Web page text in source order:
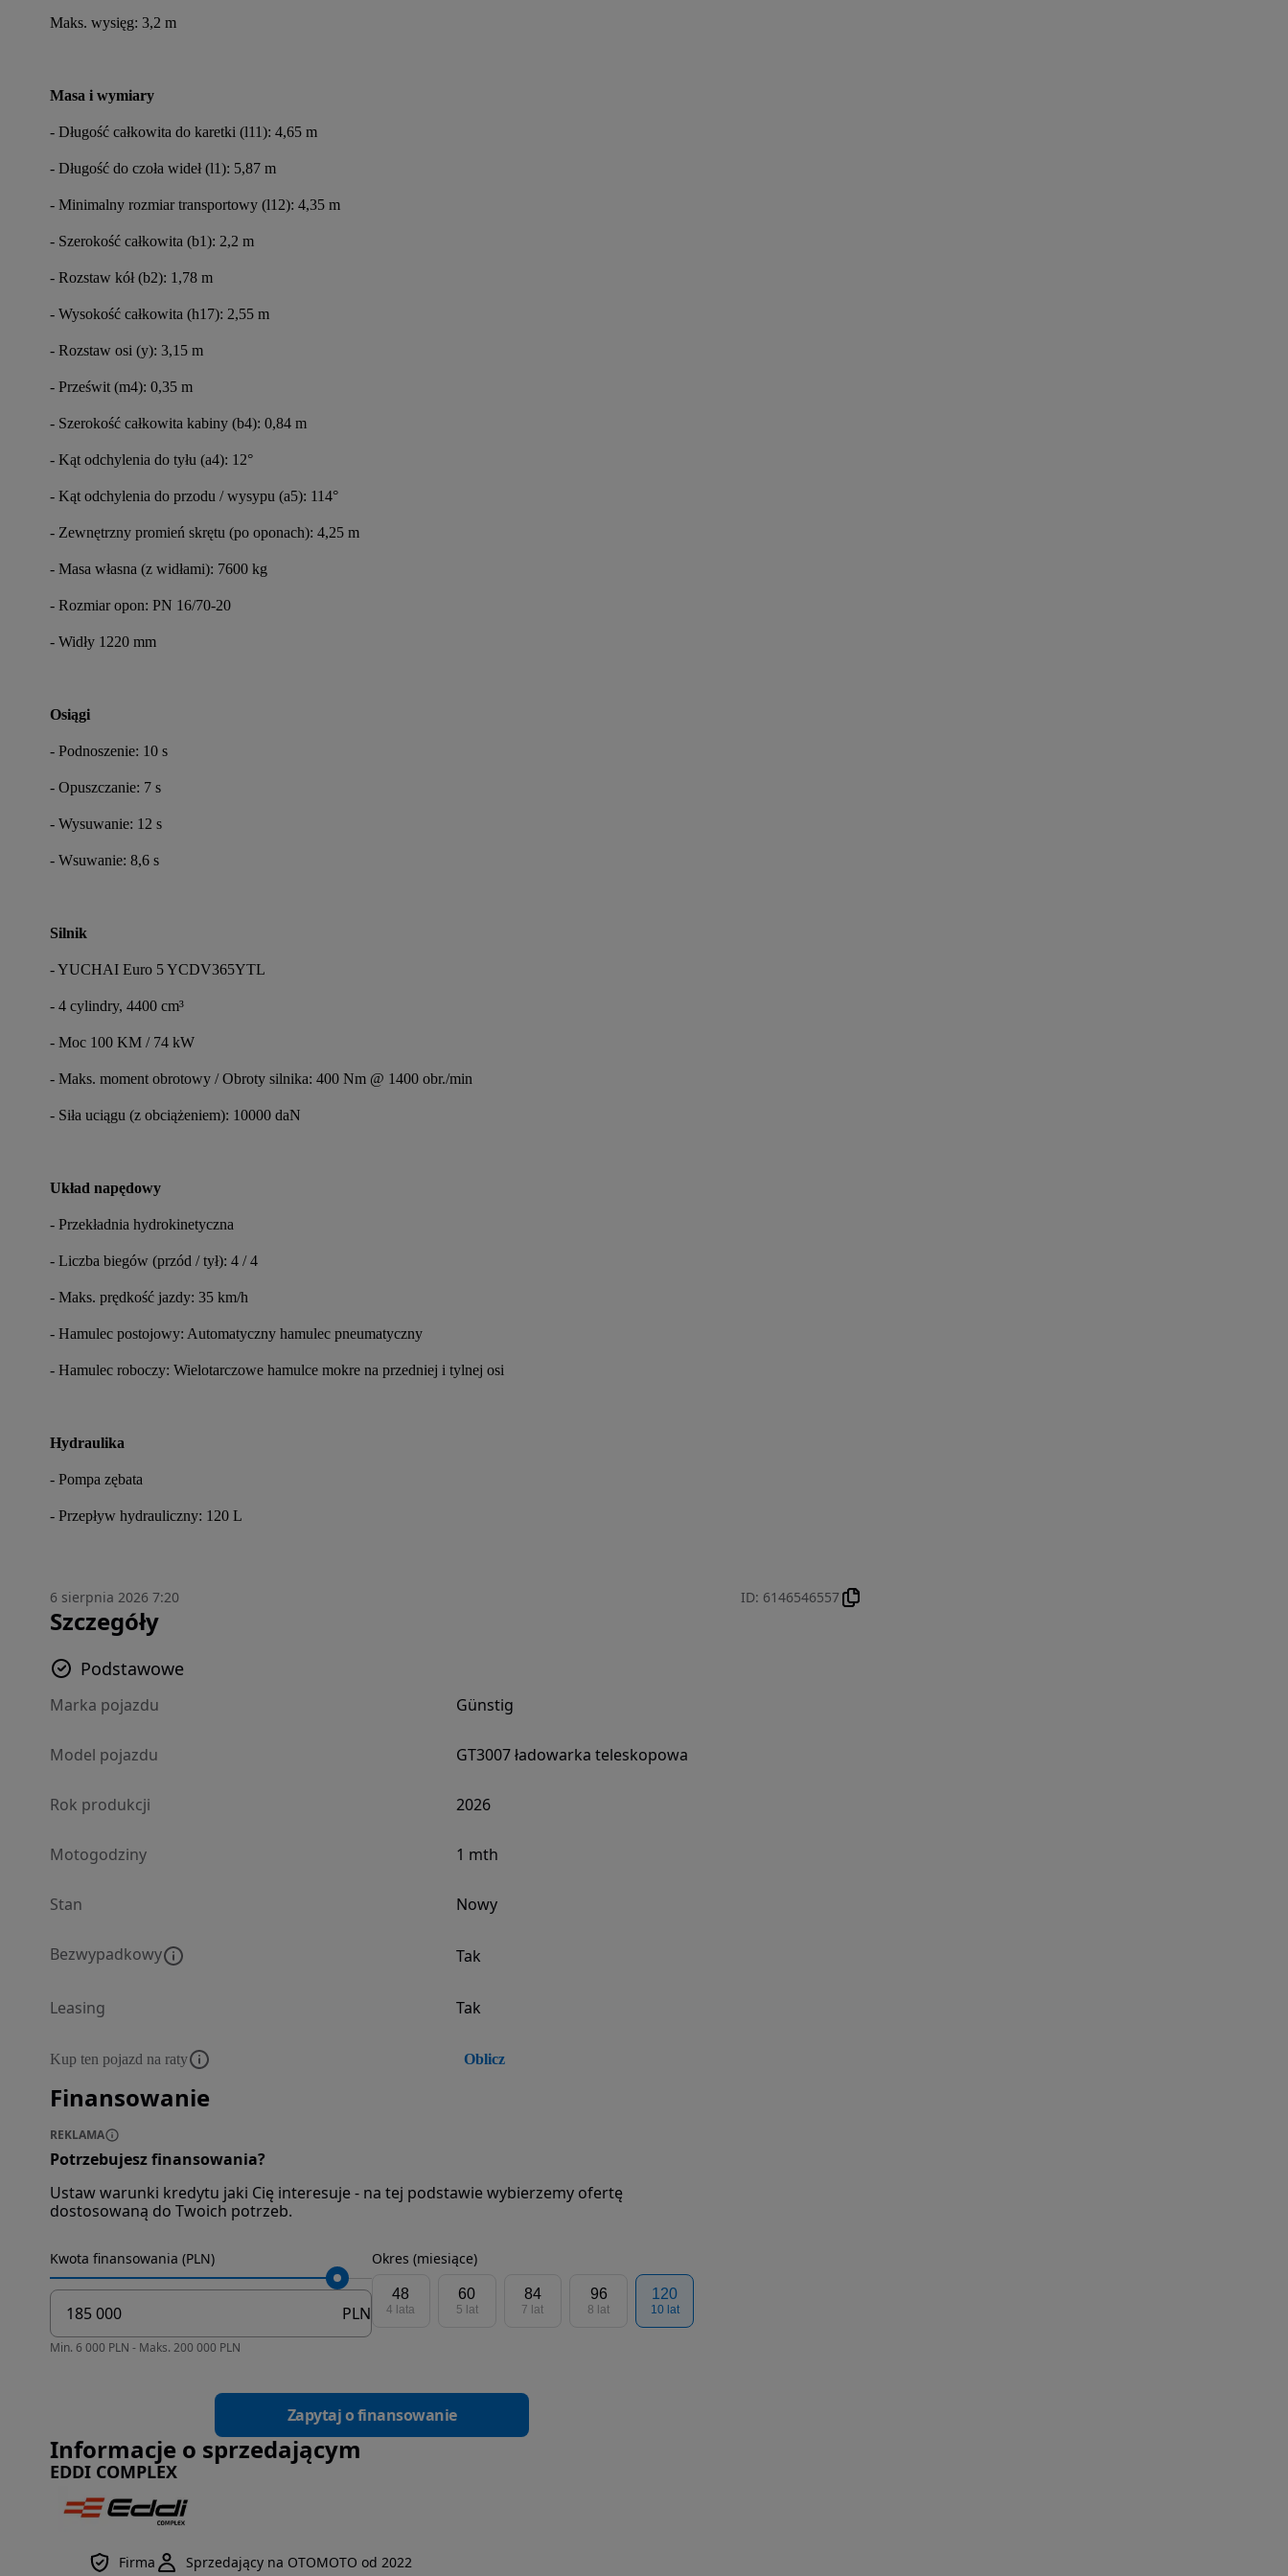
Maks. wysięg: 3,2 m
Masa i wymiary
- Długość całkowita do karetki (l11): 4,65 m
- Długość do czoła wideł (l1): 5,87 m
- Minimalny rozmiar transportowy (l12): 4,35 m
- Szerokość całkowita (b1): 2,2 m
- Rozstaw kół (b2): 1,78 m
- Wysokość całkowita (h17): 2,55 m
- Rozstaw osi (y): 3,15 m
- Prześwit (m4): 0,35 m
- Szerokość całkowita kabiny (b4): 0,84 m
- Kąt odchylenia do tyłu (a4): 12°
- Kąt odchylenia do przodu / wysypu (a5): 114°
- Zewnętrzny promień skrętu (po oponach): 4,25 m
- Masa własna (z widłami): 7600 kg
- Rozmiar opon: PN 16/70-20
- Widły 1220 mm
Osiągi
- Podnoszenie: 10 s
- Opuszczanie: 7 s
- Wysuwanie: 12 s
- Wsuwanie: 8,6 s
Silnik
- YUCHAI Euro 5 YCDV365YTL
- 4 cylindry, 4400 cm³
- Moc 100 KM / 74 kW
- Maks. moment obrotowy / Obroty silnika: 400 Nm @ 1400 obr./min
- Siła uciągu (z obciążeniem): 10000 daN
Układ napędowy
- Przekładnia hydrokinetyczna
- Liczba biegów (przód / tył): 4 / 4
- Maks. prędkość jazdy: 35 km/h
- Hamulec postojowy: Automatyczny hamulec pneumatyczny
- Hamulec roboczy: Wielotarczowe hamulce mokre na przedniej i tylnej osi
Hydraulika
- Pompa zębata
- Przepływ hydrauliczny: 120 L
6 sierpnia 2026 7:20 ID: 6146546557
Szczegóły
Podstawowe
Marka pojazdu Günstig
Model pojazdu GT3007 ładowarka teleskopowa
Rok produkcji 2026
Motogodziny 1 mth
Stan Nowy
Bezwypadkowy Tak
Leasing Tak
Kup ten pojazd na raty Oblicz
Finansowanie
REKLAMA
Potrzebujesz finansowania?
Ustaw warunki kredytu jaki Cię interesuje - na tej podstawie wybierzemy ofertę
dostosowaną do Twoich potrzeb.
Kwota finansowania (PLN)
PLN
Min. 6 000 PLN - Maks. 200 000 PLN
Okres (miesiące)
48
4 lata
60
5 lat
84
7 lat
96
8 lat
120
10 lat
Zapytaj o finansowanie
Informacje o sprzedającym
EDDI COMPLEX
Firma Sprzedający na OTOMOTO od 2022